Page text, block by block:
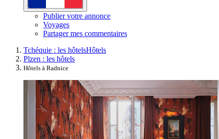
Publier votre annonce
Voyages
Partager mes commentaires
Tchéquie : les hôtelsHôtels
Plzen : les hôtels
Hôtels à Radnice